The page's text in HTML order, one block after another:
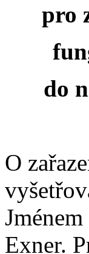
pro
do
O
Exner.